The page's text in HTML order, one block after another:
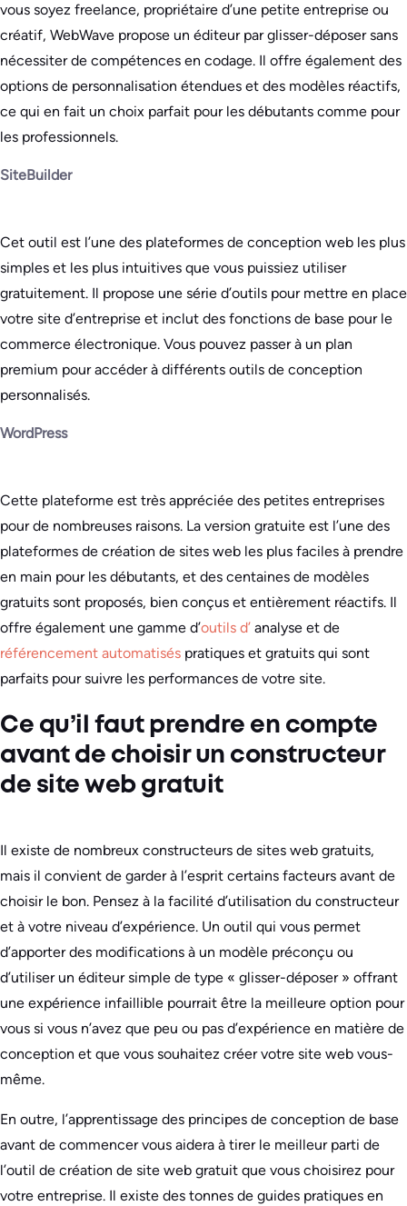
vous soyez freelance, propriétaire d’une petite entreprise ou
créatif, WebWave propose un éditeur par glisser-déposer sans
nécessiter de compétences en codage. Il offre également des
options de personnalisation étendues et des modèles réactifs,
ce qui en fait un choix parfait pour les débutants comme pour
les professionnels.
SiteBuilder
Cet outil est l’une des plateformes de conception web les plus
simples et les plus intuitives que vous puissiez utiliser
gratuitement. Il propose une série d’outils pour mettre en place
votre site d’entreprise et inclut des fonctions de base pour le
commerce électronique. Vous pouvez passer à un plan
premium pour accéder à différents outils de conception
personnalisés.
WordPress
Cette plateforme est très appréciée des petites entreprises
pour de nombreuses raisons. La version gratuite est l’une des
plateformes de création de sites web les plus faciles à prendre
en main pour les débutants, et des centaines de modèles
gratuits sont proposés, bien conçus et entièrement réactifs. Il
offre également une gamme d’outils d’ analyse et de
référencement automatisés pratiques et gratuits qui sont
parfaits pour suivre les performances de votre site.
Ce qu’il faut prendre en compte
avant de choisir un constructeur
de site web gratuit
Il existe de nombreux constructeurs de sites web gratuits,
mais il convient de garder à l’esprit certains facteurs avant de
choisir le bon. Pensez à la facilité d’utilisation du constructeur
et à votre niveau d’expérience. Un outil qui vous permet
d’apporter des modifications à un modèle préconçu ou
d’utiliser un éditeur simple de type « glisser-déposer » offrant
une expérience infaillible pourrait être la meilleure option pour
vous si vous n’avez que peu ou pas d’expérience en matière de
conception et que vous souhaitez créer votre site web vous-
même.
En outre, l’apprentissage des principes de conception de base
avant de commencer vous aidera à tirer le meilleur parti de
l’outil de création de site web gratuit que vous choisirez pour
votre entreprise. Il existe des tonnes de guides pratiques en